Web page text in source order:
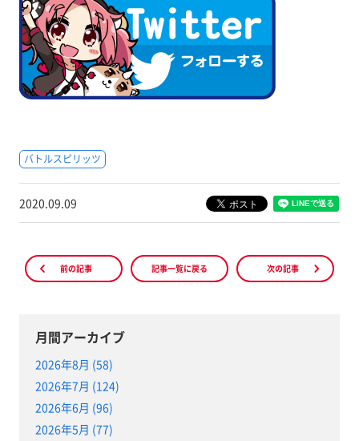
バトルスピリッツ
2020.09.09
前の記事 記事一覧に戻る 次の記事
月間アーカイブ
2026年8月 (58)
2026年7月 (124)
2026年6月 (96)
2026年5月 (77)